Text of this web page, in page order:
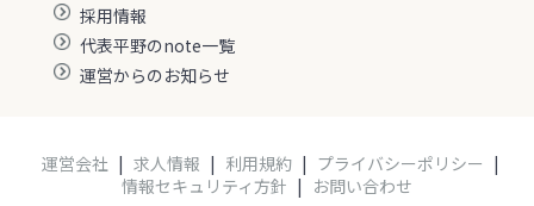
採用情報
代表平野のnote一覧
運営からのお知らせ
運営会社 | 求人情報 | 利用規約 | プライバシーポリシー |
情報セキュリティ方針 | お問い合わせ